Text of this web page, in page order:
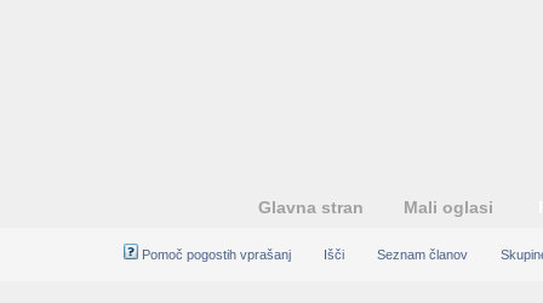
Glavna stran Mali oglasi
Pomoč pogostih vprašanj Išči Seznam članov